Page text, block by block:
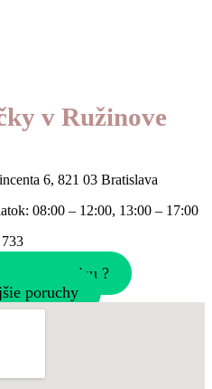
v Ružinove
6, 821 03 Bratislava
08:00 – 12:00, 13:00 – 17:00
servisu ?
poruchy